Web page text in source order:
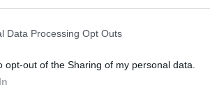
Data Processing Opt Outs
opt-out of the Sharing of my personal data.
velká ropná skvrna z